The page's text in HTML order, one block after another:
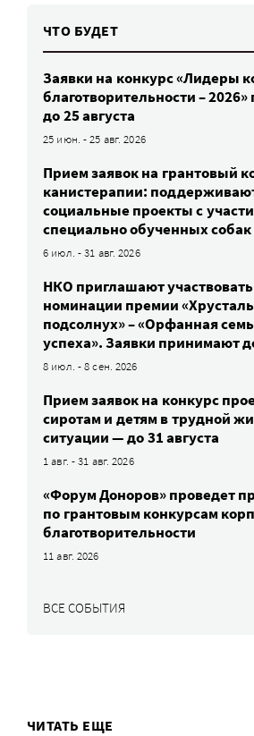
ЧТО БУДЕТ
Заявки на конкурс «Лидеры
благотворительности –
до 25 августа
25 июн. - 25 авг. 2026
Прием заявок на грантовый
канистерапии:
социальные проекты с
специально обученных собак
6 июл. - 31 авг. 2026
НКО приглашают
номинации премии
подсолнух» – «Орфанная
успеха». Заявки принимают
8 июл. - 8 сен. 2026
Прием заявок на конкурс
сиротам и детям в трудной
ситуации — до 31 августа
1 авг. - 31 авг. 2026
«Форум Доноров» проведет
по грантовым конкурсам
благотворительности
11 авг. 2026
ВСЕ СОБЫТИЯ
ЧИТАТЬ ЕЩЕ